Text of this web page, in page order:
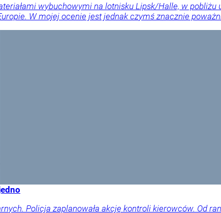
wybuchowymi na lotnisku Lipsk/Halle, w
W mojej ocenie jest jednak czymś znacznie
Policja zaplanowała akcję kontroli kierowców. Od